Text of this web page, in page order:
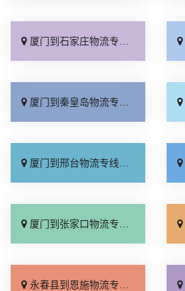
厦门到石家庄物流专线_准时准点「多少公里」
厦门到秦皇岛物流专线_高效运输「运保时效」
厦门到邢台物流专线_专业靠谱「上门提货」
厦门到张家口物流专线_全境派送「多久能到」
永春县到恩施物流专线_高效快运「运费多少」